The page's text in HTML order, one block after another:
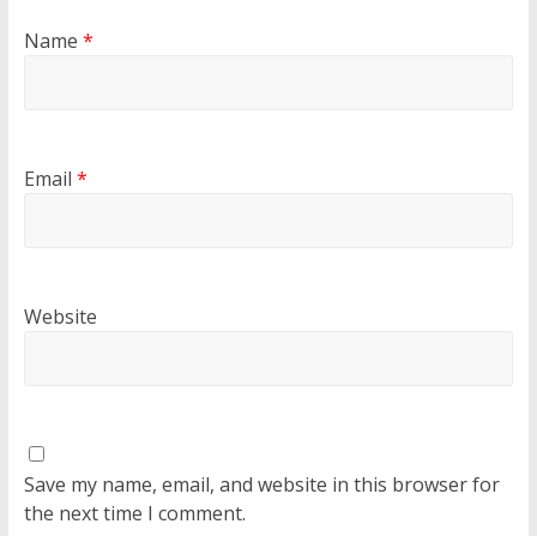
Name *
Email *
Website
Save my name, email, and website in this browser for
the next time I comment.